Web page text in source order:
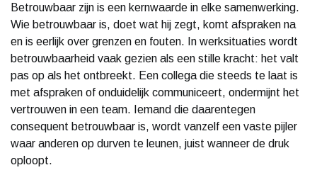
Betrouwbaar zijn is een kernwaarde in elke samenwerking.
Wie betrouwbaar is, doet wat hij zegt, komt afspraken na
en is eerlijk over grenzen en fouten. In werksituaties wordt
betrouwbaarheid vaak gezien als een stille kracht: het valt
pas op als het ontbreekt. Een collega die steeds te laat is
met afspraken of onduidelijk communiceert, ondermijnt het
vertrouwen in een team. Iemand die daarentegen
consequent betrouwbaar is, wordt vanzelf een vaste pijler
waar anderen op durven te leunen, juist wanneer de druk
oploopt.